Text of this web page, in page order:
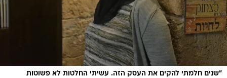
"שנים חלמתי להקים את העסק הזה. עשיתי החלטות לא פשוטות